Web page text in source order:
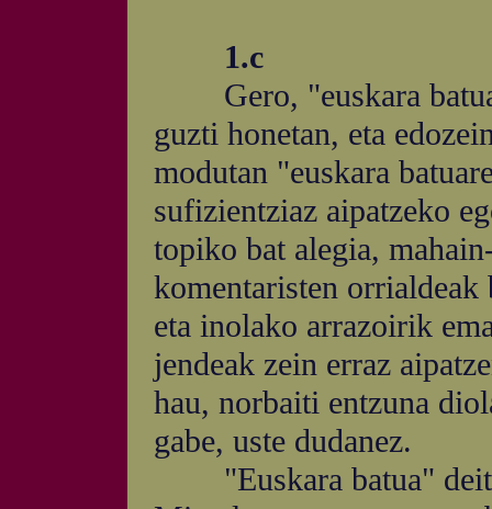
1.c
Gero, "euskara
guzti honetan, eta
modutan "euskara
sufizientziaz aipatzeko
topiko bat alegia,
komentaristen
eta inolako arrazoirik
jendeak zein erraz
hau, norbaiti entzuna
gabe, uste dudanez.
"Euskara batua" deitu